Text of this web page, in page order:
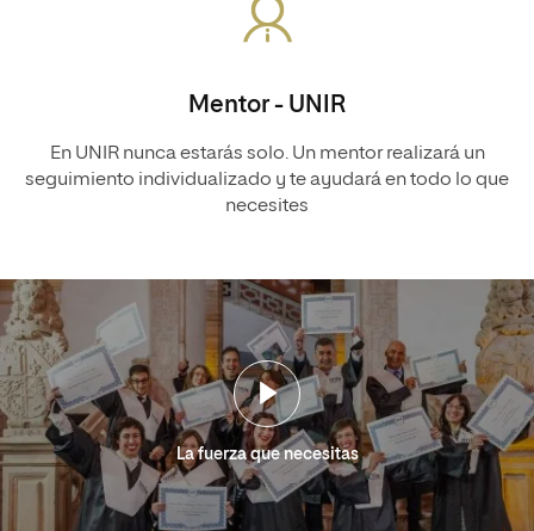
Mentor - UNIR
En UNIR nunca estarás solo. Un mentor realizará un
seguimiento individualizado y te ayudará en todo lo que
necesites
La fuerza que necesitas